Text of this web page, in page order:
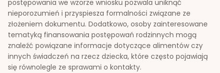
postępowania we wzorze wniosku pozwala uniknąć
nieporozumień i przyspiesza formalności związane ze
złożeniem dokumentu. Dodatkowo, osoby zainteresowane
tematyką finansowania postępowań rodzinnych mogą
znaleźć powiązane informacje dotyczące alimentów czy
innych świadczeń na rzecz dziecka, które często pojawiają
się równolegle ze sprawami o kontakty.